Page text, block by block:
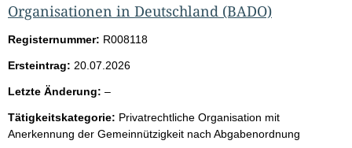
Organisationen in Deutschland (BADO)
Registernummer: R008118
Ersteintrag: 20.07.2026
Letzte Änderung: –l
e
r
Tätigkeitskategorie: Privatrechtliche Organisation mit
Anerkennung der Gemeinnützigkeit nach Abgabenordnung